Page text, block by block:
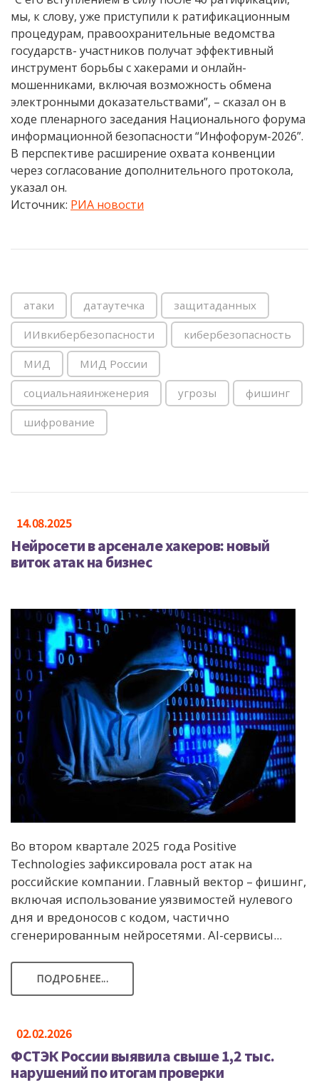
мы, к слову, уже приступили к ратификационным
процедурам, правоохранительные ведомства
государств- участников получат эффективный
инструмент борьбы с хакерами и онлайн-
мошенниками, включая возможность обмена
электронными доказательствами”, – сказал он в
ходе пленарного заседания Национального форума
информационной безопасности “Инфофорум-2026”.
В перспективе расширение охвата конвенции
через согласование дополнительного протокола,
указал он.
Источник: РИА новости
атаки датаутечка защитаданных
ИИвкибербезопасности кибербезопасность
МИД МИД России
социальнаяинженерия угрозы фишинг
шифрование
14.08.2025
Нейросети в арсенале хакеров: новый
виток атак на бизнес
Во втором квартале 2025 года Positive
Technologies зафиксировала рост атак на
российские компании. Главный вектор – фишинг,
включая использование уязвимостей нулевого
дня и вредоносов с кодом, частично
сгенерированным нейросетями. AI-сервисы...
ПОДРОБНЕЕ...
02.02.2026
ФСТЭК России выявила свыше 1,2 тыс.
нарушений по итогам проверки